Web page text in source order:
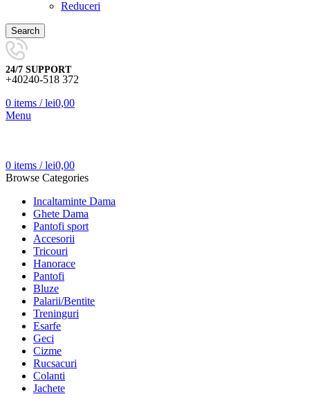
Reduceri
Search
24/7 SUPPORT
+40240-518 372
0 items / lei0,00
Menu
0 items / lei0,00
Browse Categories
Incaltaminte Dama
Ghete Dama
Pantofi sport
Accesorii
Tricouri
Hanorace
Pantofi
Bluze
Palarii/Bentite
Treninguri
Esarfe
Geci
Cizme
Rucsacuri
Colanti
Jachete